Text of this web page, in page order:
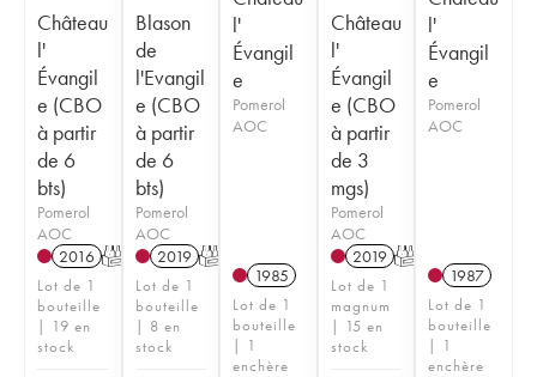
Château
l'
Évangil
e (CBO
à partir
de 6
bts)
Pomerol
AOC
2016 T
Lot de 1
bouteille
| 19 en
stock
Blason
de
l'Evangil
e (CBO
à partir
de 6
bts)
Pomerol
AOC
2019 T
Lot de 1
bouteille
| 8 en
stock
l'
Évangil
e
Pomerol
AOC
1985
Lot de 1
bouteille
| 1
enchère
Château
l'
Évangil
e (CBO
à partir
de 3
mgs)
Pomerol
AOC
2019 T
Lot de 1
magnum
| 15 en
stock
l'
Évangil
e
Pomerol
AOC
1987
Lot de 1
bouteille
| 1
enchère